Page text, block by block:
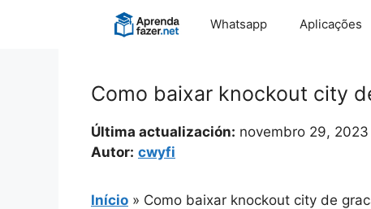
Whatsapp Aplicações
Como baixar knockout city
Última actualización: novembro 29, 2023
Autor: cwyfi
Início » Como baixar knockout city de